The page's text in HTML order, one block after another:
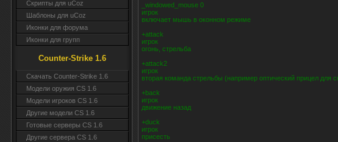
Скрипты для uCoz
Шаблоны для uCoz
Иконки для форума
Иконки для групп
Counter-Strike 1.6
Скачать Counter-Strike 1.6
Модели оружия CS 1.6
Модели игроков CS 1.6
Другие модели CS 1.6
Готовые серверы CS 1.6
Другие сервера CS 1.6
_windowed_mouse 0
игрок
включает мышь в оконном режиме
+attack
игрок
огонь, стрельба
+attack2
игрок
вторая команда стрельбы (например оптический прицел для
+back
игрок
движение назад
+duck
игрок
присесть